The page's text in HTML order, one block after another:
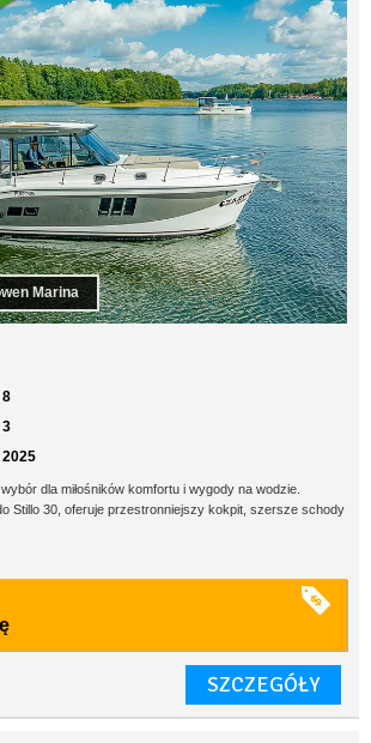
Marina
8
3
2025
dla miłośników komfortu i wygody na wodzie.
Stillo 30, oferuje przestronniejszy kokpit, szersze schody
SZCZEGÓŁY